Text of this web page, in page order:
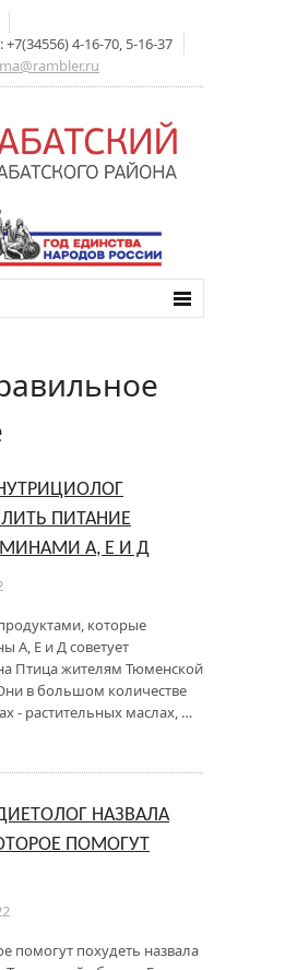
4-16-70, 5-16-37
ПИТАНИЕ
А, Е И Д
которые
А, Е и Д советует
Птица жителям Тюменской
в большом количестве
- растительных маслах, …
НАЗВАЛА
ПОМОГУТ
помогут похудеть назвала